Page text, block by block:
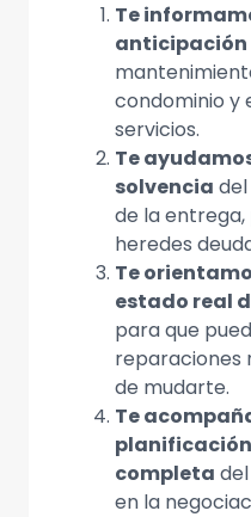
Te
anticipación
condominio y
servicios.
Te
solvencia
de la entrega,
heredes
Te
estado real
para que
reparaciones
de mudarte.
Te
completa
en la